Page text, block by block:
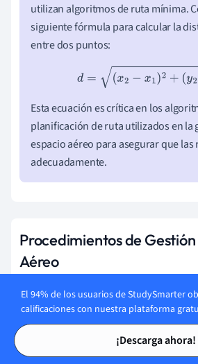
Tarjetas de estudio
Tarjetas de estudio
utilizan algoritmos de ruta mínima.
siguiente fórmula para calcular la
entre dos puntos:
d=(x 2−x1)2+( y2−y1)
Esta ecuación es crítica en los
planificación de ruta utilizados en la
espacio aéreo para asegurar que
adecuadamente.
Procedimientos de
Aéreo
esenciales para mantener la seguridad
procedimientos incluyen:
Planificación de vuelos:Creación
El 94% de los usuarios de StudySmarter
calificaciones con nuestra plataforma
¡Descarga ahora!